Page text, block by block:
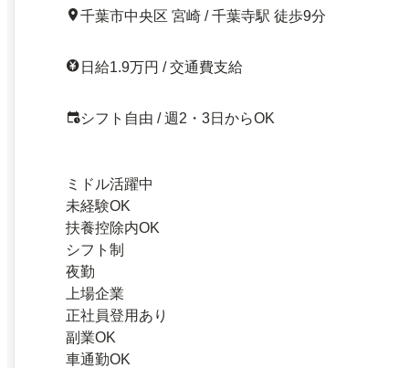
千葉市中央区 宮崎 / 千葉寺駅 徒歩9分
日給1.9万円 / 交通費支給
シフト自由 / 週2・3日からOK
ミドル活躍中
未経験OK
扶養控除内OK
シフト制
夜勤
上場企業
正社員登用あり
副業OK
車通勤OK